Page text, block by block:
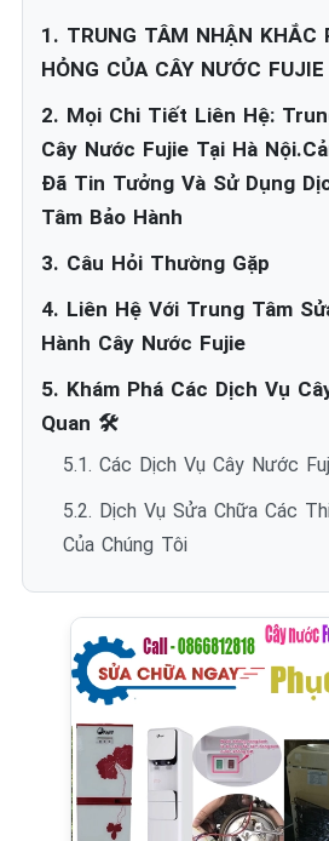
1. TRUNG TÂM NHẬN KHẮC
HỎNG CỦA CÂY NƯỚC
2. Mọi Chi Tiết Liên Hệ:
Cây Nước Fujie Tại Hà
Đã Tin Tưởng Và Sử Dụng
Tâm Bảo Hành
3. Câu Hỏi Thường Gặp
4. Liên Hệ Với Trung Tâm
Hành Cây Nước Fujie
5. Khám Phá Các Dịch Vụ
Quan 🛠️
5.1. Các Dịch Vụ Cây Nước
5.2. Dịch Vụ Sửa Chữa Các
Của Chúng Tôi